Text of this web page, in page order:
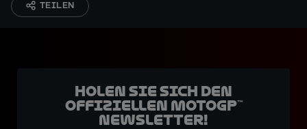
TEILEN
Holen Sie sich den
offiziellen MotoGP™
Newsletter!